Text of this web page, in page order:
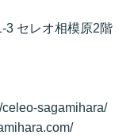
3 セレオ相模原2階
sagamihara/